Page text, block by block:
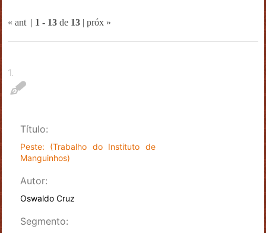
« ant | 1 - 13de 13| próx »
1.
Título:
Peste: (Trabalho do Instituto de
Manguinhos)
Autor:
Oswaldo Cruz
Segmento: